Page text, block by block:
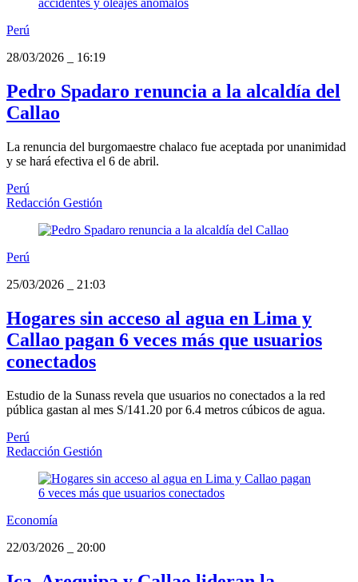
Perú
28/03/2026
16:19
Pedro Spadaro renuncia a la alcaldía del
Callao
La renuncia del burgomaestre chalaco fue aceptada por unanimidad
y se hará efectiva el 6 de abril.
Perú
Redacción Gestión
Perú
25/03/2026
21:03
Hogares sin acceso al agua en Lima y
Callao pagan 6 veces más que usuarios
conectados
Estudio de la Sunass revela que usuarios no conectados a la red
pública gastan al mes S/141.20 por 6.4 metros cúbicos de agua.
Perú
Redacción Gestión
Economía
22/03/2026
20:00